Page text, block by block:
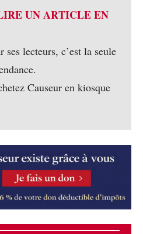
UN ARTICLE EN
ses lecteurs, c’est la seule
Causeur en kiosque